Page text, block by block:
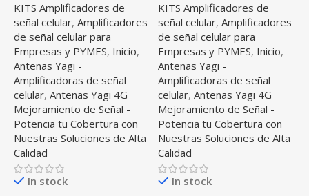
Repetidor Redes 4GLTE
con antenas
KITS Amplificadores de
señal celular, Amplificadores
de señal celular para
Empresas y PYMES, Inicio,
Antenas Yagi -
Amplificadoras de señal
celular, Antenas Yagi 4G
Mejoramiento de Señal -
Potencia tu Cobertura con
Nuestras Soluciones de Alta
Calidad
In stock
200 (530047) Repetidor
Redes 5G 4GLTE con
antenas
KITS Amplificadores de
señal celular, Amplificadores
de señal celular para
Empresas y PYMES, Inicio,
Antenas Yagi -
Amplificadoras de señal
celular, Antenas Yagi 4G
Mejoramiento de Señal -
Potencia tu Cobertura con
Nuestras Soluciones de Alta
Calidad
In stock